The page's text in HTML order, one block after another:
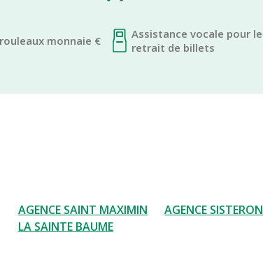
monnaie €
Assistance vocale pour le
retrait de billets
AGENCE SAINT MAXIMIN
LA SAINTE BAUME
AGENCE SISTERON